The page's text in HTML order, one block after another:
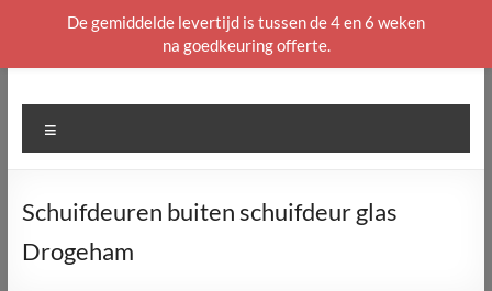
naar
Schuifdeuren buiten schuifdeur glas
Drogeham
De gemiddelde levertijd is tussen de 4 en 6 weken
na goedkeuring offerte.